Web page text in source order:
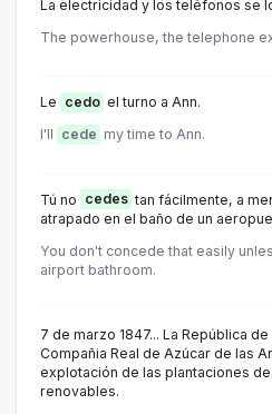
La electricidad y los teléfonos se
The powerhouse, the telephone
Le cedo el turno a Ann.
I'll cede my time to Ann.
Tú no cedes tan fácilmente, a
atrapado en el baño de un
You don't concede that easily
airport bathroom.
7 de marzo 1847... La República
Compañia Real de Azúcar de las
explotación de las plantaciones
renovables.